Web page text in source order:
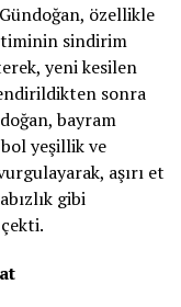
özellikle
sindirim
yeni kesilen
sonra
bayram
yeşillik ve
aşırı et
gibi